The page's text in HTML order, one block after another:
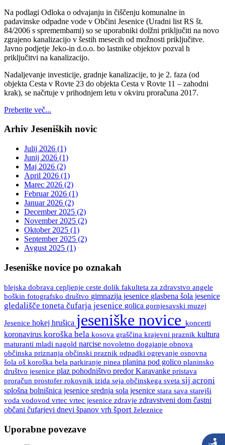
Na podlagi Odloka o odvajanju in čiščenju komunalne in
padavinske odpadne vode v Občini Jesenice (Uradni list RS št.
84/2006 s spremembami) so se uporabniki dolžni priključiti na novo
zgrajeno kanalizacijo v šestih mesecih od možnosti priključitve.
Javno podjetje Jeko-in d.o.o. bo lastnike objektov pozval h
priključitvi na kanalizacijo.
Nadaljevanje investicije, gradnje kanalizacije, to je 2. faza (od
objekta Cesta v Rovte 23 do objekta Cesta v Rovte 11 – zahodni
krak), se načrtuje v prihodnjem letu v okviru proračuna 2017.
Preberite več...
Arhiv Jeseniških novic
Julij 2026 (1)
Junij 2026 (1)
Maj 2026 (2)
April 2026 (1)
Marec 2026 (2)
Februar 2026 (1)
Januar 2026 (2)
December 2025 (2)
November 2025 (2)
Oktober 2025 (1)
September 2025 (2)
Avgust 2025 (1)
Jeseniške novice po oznakah
blejska dobrava cepljenje ceste dolik fakulteta za zdravstvo angele
boškin fotografsko društvo gimnazija jesenice glasbena šola jesenice
gledališče toneta čufarja jesenice golica gornjesavski muzej
Jesenice hokej hrušica jeseniške novice koncerti
koronavirus koroška bela kosova graščina krajevni praznik kultura
maturanti mladi nagold narcise novoletno dogajanje obnova
občinska priznanja občinski praznik odpadki ogrevanje osnovna
šola oš koroška bela parkiranje pinea planina pod golico planinsko
društvo jesenice plaz pohodništvo predor Karavanke pristava
proračun prostofer rokovnik izida seja občinskega sveta sij acroni
splošna bolnišnica jesenice srednja sola jesenice stara sava starejši
voda vodovod vrtec vrtec jesenice zdravje zdravstveni dom častni
občani čufarjevi dnevi španov vrh šport železnice
Uporabne povezave